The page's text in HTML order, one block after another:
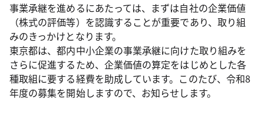
事業承継を進めるにあたっては、まずは自社の企業価値
（株式の評価等）を認識することが重要であり、取り組
みのきっかけとなります。
東京都は、都内中小企業の事業承継に向けた取り組みを
さらに促進するため、企業価値の算定をはじめとした各
種取組に要する経費を助成しています。このたび、令和8
年度の募集を開始しますので、お知らせします。